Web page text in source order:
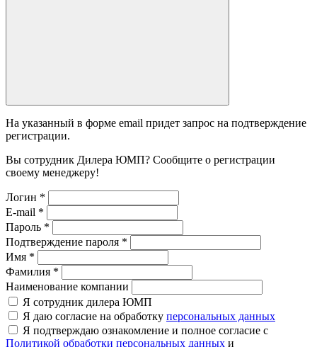
На указанный в форме email придет запрос на подтверждение
регистрации.
Вы сотрудник Дилера ЮМП? Сообщите о регистрации
своему менеджеру!
Логин *
E-mail *
Пароль *
Подтверждение пароля *
Имя *
Фамилия *
Наименование компании
Я сотрудник дилера ЮМП
Я даю согласие на обработку персональных данных
Я подтверждаю ознакомление и полное согласие с
Политикой обработки персональных данных и